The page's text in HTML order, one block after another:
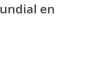
en